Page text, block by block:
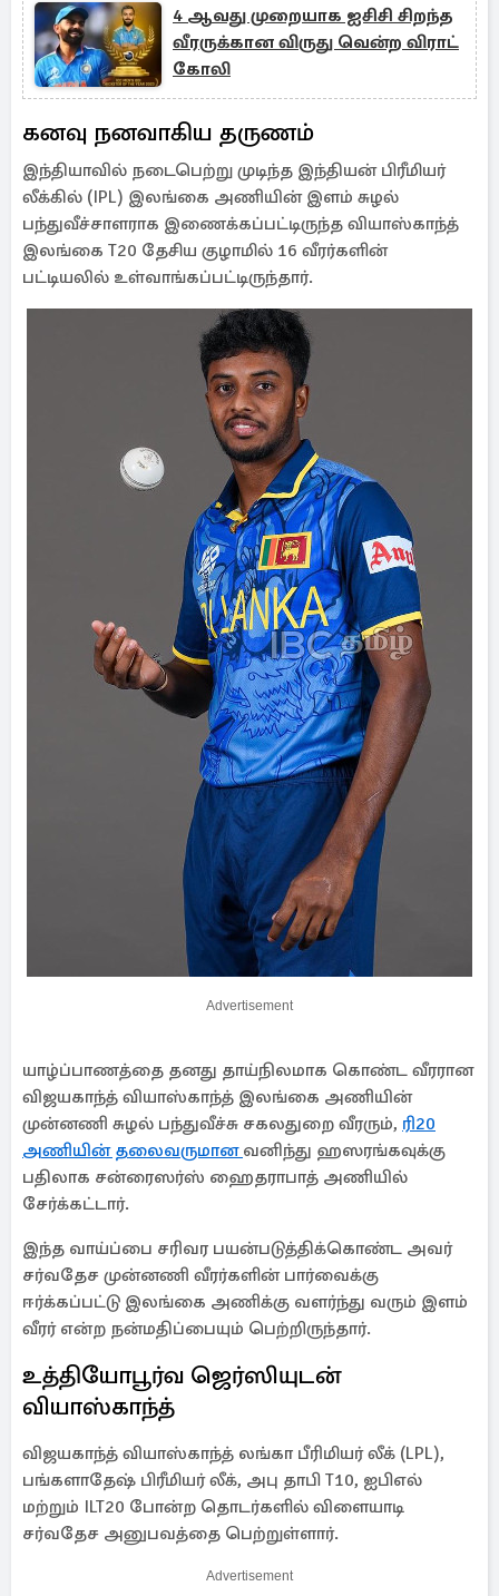
4 ஆவது முறையாக ஐசிசி சிறந்த
வீரருக்கான விருது வென்ற விராட்
கோலி
கனவு நனவாகிய தருணம்
இந்தியாவில் நடைபெற்று முடிந்த இந்தியன் பிரீமியர்
லீக்கில் (IPL) இலங்கை அணியின் இளம் சுழல்
பந்துவீச்சாளராக இணைக்கப்பட்டிருந்த வியாஸ்காந்த்
இலங்கை T20 தேசிய குழாமில் 16 வீரர்களின்
பட்டியலில் உள்வாங்கப்பட்டிருந்தார்.
Advertisement
யாழ்ப்பாணத்தை தனது தாய்நிலமாக கொண்ட வீரரான
விஜயகாந்த் வியாஸ்காந்த் இலங்கை அணியின்
முன்னணி சுழல் பந்துவீச்சு சகலதுறை வீரரும், ரி20
அணியின் தலைவருமான வனிந்து ஹஸரங்கவுக்கு
பதிலாக சன்ரைஸர்ஸ் ஹைதராபாத் அணியில்
சேர்க்கட்டார்.
இந்த வாய்ப்பை சரிவர பயன்படுத்திக்கொண்ட அவர்
சர்வதேச முன்னணி வீரர்களின் பார்வைக்கு
ஈர்க்கப்பட்டு இலங்கை அணிக்கு வளர்ந்து வரும் இளம்
வீரர் என்ற நன்மதிப்பையும் பெற்றிருந்தார்.
உத்தியோபூர்வ ஜெர்ஸியுடன்
வியாஸ்காந்த்
விஜயகாந்த் வியாஸ்காந்த் லங்கா பீரிமியர் லீக் (LPL),
பங்களாதேஷ் பிரீமியர் லீக், அபு தாபி T10, ஐபிஎல்
மற்றும் ILT20 போன்ற தொடர்களில் விளையாடி
சர்வதேச அனுபவத்தை பெற்றுள்ளார்.
Advertisement